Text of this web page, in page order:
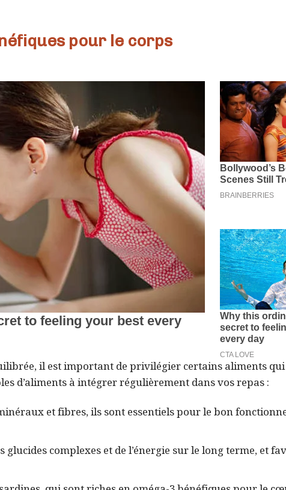
pour le corps
il est important de privilégier certains aliments
d’aliments à intégrer régulièrement dans vos repas :
et fibres, ils sont essentiels pour le bon
glucides complexes et de l’énergie sur le long terme, et